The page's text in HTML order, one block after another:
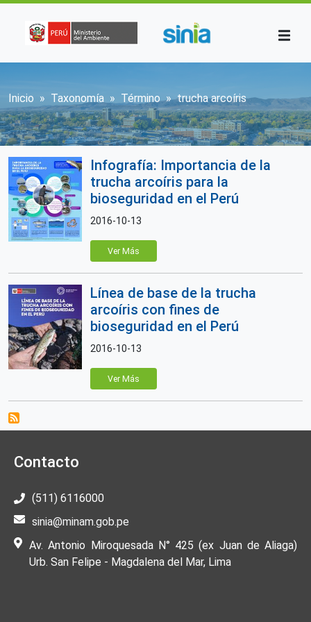
Sobrescribir enlaces de ayuda a la
Inicio Taxonomía Término trucha arcoíris
Infografía: Importancia de la
trucha arcoíris para la
bioseguridad en el Perú
2016-10-13
Ver Más
Línea de base de la trucha
arcoíris con fines de
bioseguridad en el Perú
2016-10-13
Ver Más
Contacto
(511) 6116000
sinia@minam.gob.pe
Av. Antonio Miroquesada N° 425 (ex Juan de Aliaga)
Urb. San Felipe - Magdalena del Mar, Lima